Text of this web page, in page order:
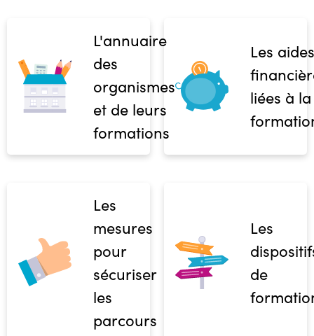
L'annuaire
des
organismes
et de leurs
formations
Les aides
liées à la
Les
mesures
pour
sécuriser
les
parcours
Les
de